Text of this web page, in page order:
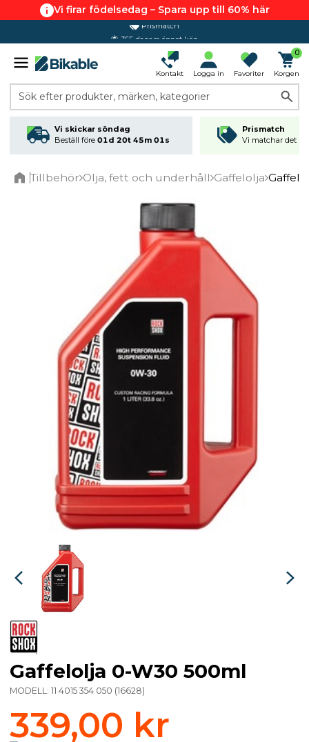
Vi firar födelsedag – Spara upp till 60% här
365 dagars öppet köp
Kontakt Logga in Favoriter
0
Korgen
Sök efter produkter, märken, kategorier
Vi skickar söndag
Beställ före 01d 20t 45m 00s
Prismatch
Vi matchar det
Tillbehör Olja, fett och underhåll Gaffelolja
Gaffelolja 0-W30 500ml
MODELL: 11 4015 354 050 (16628)
339,00 kr